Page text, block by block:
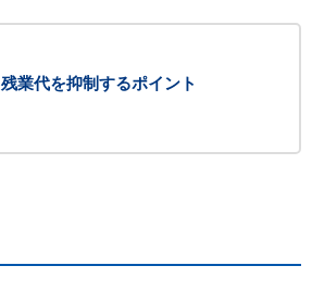
残業代を抑制するポイント